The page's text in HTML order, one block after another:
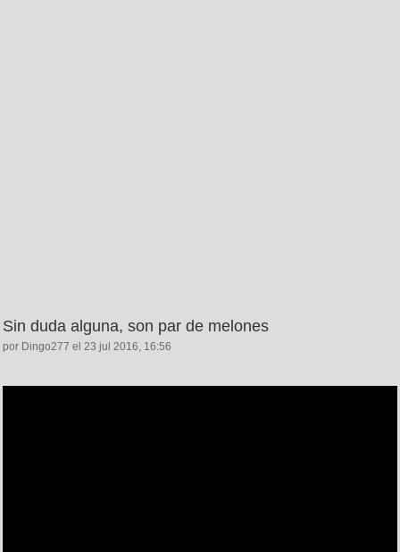
Sin duda alguna, son par de melones
por Dingo277 el 23 jul 2016, 16:56